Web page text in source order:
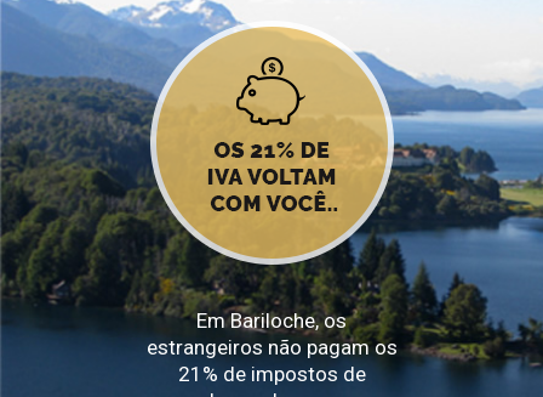
Em Bariloche, os
estrangeiros não pagam os
21% de impostos de